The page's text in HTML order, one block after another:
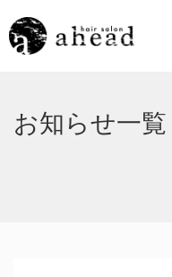
お知らせ一覧